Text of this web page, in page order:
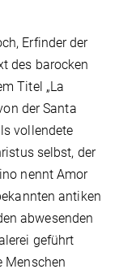
Erfinder der
des barocken
Titel „La
der Santa
vollendete
selbst, der
nennt Amor
antiken
abwesenden
geführt
Menschen